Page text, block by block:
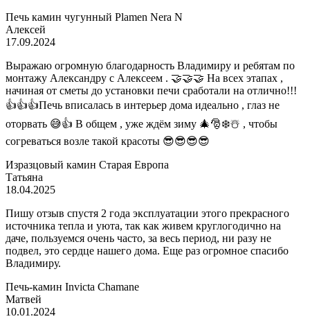
Печь камин чугунный Plamen Nera N
Алексей
17.09.2024
Выражаю огромную благодарность Владимиру и ребятам по
монтажу Александру с Алексеем . 🤝🤝🤝 На всех этапах ,
начиная от сметы до установки печи сработали на отлично!!!
👍👍👍Печь вписалась в интерьер дома идеально , глаз не
оторвать 😅👍 В общем , уже ждём зиму 🎄🎅❄️☃️ , чтобы
согреваться возле такой красоты 😎😎😎😎
Изразцовый камин Старая Европа
Татьяна
18.04.2025
Пишу отзыв спустя 2 года эксплуатации этого прекрасного
источника тепла и уюта, так как живем круглогодично на
даче, пользуемся очень часто, за весь период, ни разу не
подвел, это сердце нашего дома. Еще раз огромное спасибо
Владимиру.
Печь-камин Invicta Chamane
Матвей
10.01.2024